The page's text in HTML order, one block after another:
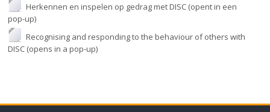
Herkennen en inspelen op gedrag met DISC (opent in een
pop-up)
Recognising and responding to the behaviour of others with
DISC (opens in a pop-up)